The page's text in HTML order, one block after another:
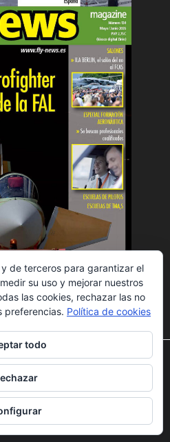
EN…
la mejor experiencia en
cookies utilizamos o
de terceros para garantizar el
su uso y mejorar nuestros
las cookies, rechazar las no
preferencias. Política de cookies
todo